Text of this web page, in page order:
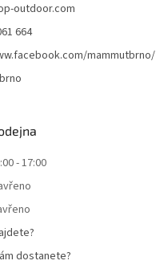
outdoor.com
664
mammutbrno/
- 17:00
dostanete?